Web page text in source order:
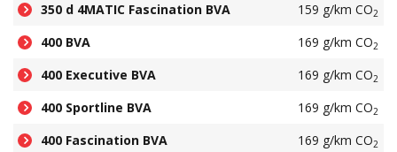
350 d 4MATIC Fascination BVA 159 g/km CO2
400 BVA 169 g/km CO2
400 Executive BVA 169 g/km CO2
400 Sportline BVA 169 g/km CO2
400 Fascination BVA 169 g/km CO2